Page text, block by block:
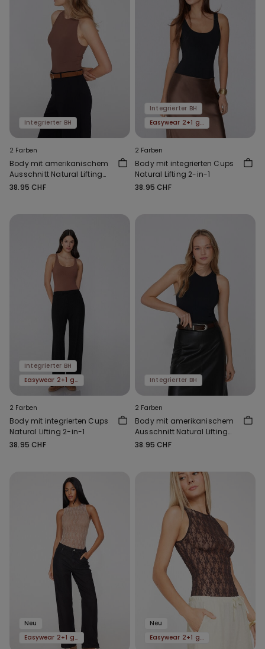
Integrierter BH
2 Farben
Body mit amerikanischem
Ausschnitt Natural Lifting
2-in-1
38.95 CHF
Integrierter BH
Easywear 2+1 gratis
2 Farben
Body mit integrierten Cups
Natural Lifting 2-in-1
38.95 CHF
Integrierter BH
Easywear 2+1 gratis
2 Farben
Body mit integrierten Cups
Natural Lifting 2-in-1
38.95 CHF
Integrierter BH
2 Farben
Body mit amerikanischem
Ausschnitt Natural Lifting
2-in-1
38.95 CHF
Neu
Easywear 2+1 gratis
Neu
Easywear 2+1 gratis